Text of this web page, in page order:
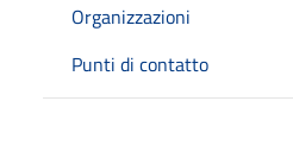
Organizzazioni
Punti di contatto